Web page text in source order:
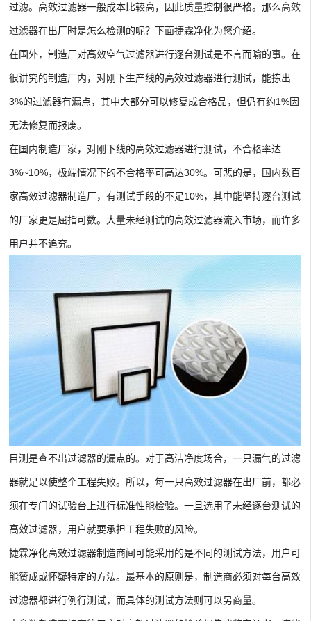
过滤。高效过滤器一般成本比较高，因此质量控制很严格。那么高效
过滤器在出厂时是怎么检测的呢？下面捷霖净化为您介绍。
在国外，制造厂对高效空气过滤器进行逐台测试是不言而喻的事。在
很讲究的制造厂内，对刚下生产线的高效过滤器进行测试，能拣出
3%的过滤器有漏点，其中大部分可以修复成合格品，但仍有约1%因
无法修复而报废。
在国内制造厂家，对刚下线的高效过滤器进行测试，不合格率达
3%~10%，极端情况下的不合格率可高达30%。可悲的是，国内数百
家高效过滤器制造厂，有测试手段的不足10%，其中能坚持逐台测试
的厂家更是屈指可数。大量未经测试的高效过滤器流入市场，而许多
用户并不追究。
目测是查不出过滤器的漏点的。对于高洁净度场合，一只漏气的过滤
器就足以使整个工程失败。所以，每一只高效过滤器在出厂前，都必
须在专门的试验台上进行标准性能检验。一旦选用了未经逐台测试的
高效过滤器，用户就要承担工程失败的风险。
捷霖净化高效过滤器制造商间可能采用的是不同的测试方法，用户可
能赞成或怀疑特定的方法。最基本的原则是，制造商必须对每台高效
过滤器都进行例行测试，而具体的测试方法则可以另商量。